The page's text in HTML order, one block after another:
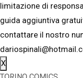
limitazione di
guida aggiuntiva
contattare il nostro
X